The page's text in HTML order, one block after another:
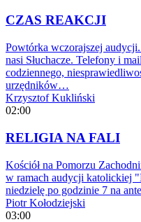
CZAS REAKCJI
Powtórka wczorajszej
nasi Słuchacze. Telefony i
codziennego,
urzędników…
Krzysztof Kukliński
02:00
RELIGIA NA FALI
Kościół na Pomorzu
w ramach audycji katolickiej
niedzielę po godzinie 7 na
Piotr Kołodziejski
03:00